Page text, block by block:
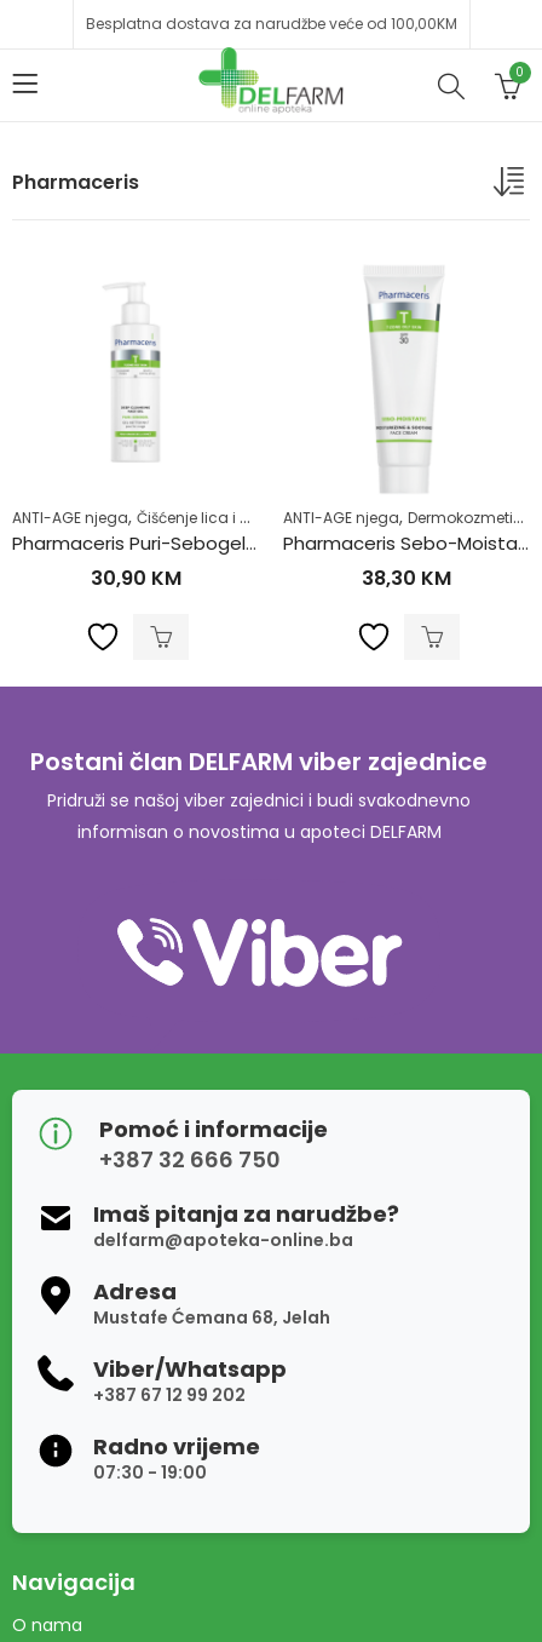
Besplatna dostava za narudžbe veće od 100,00KM
0
Pharmaceris
ANTI-AGE njega, Čišćenje lica i dodatna njega (MASKE ZA LICE) ,
Pharmaceris Puri-Sebogel Gel za Dubinsko Čišćenje Lica 190ml
30,90 KM
ANTI-AGE njega, Dermokozmetika
Pharmaceris Sebo-Moistatic Hidratantna Umirujuća SPF30 krema 50ml
38,30 KM
Postani član DELFARM viber zajednice
Pridruži se našoj viber zajednici i budi svakodnevno
informisan o novostima u apoteci DELFARM
Pomoć i informacije
+387 32 666 750
Imaš pitanja za narudžbe?
delfarm@apoteka-online.ba
Adresa
Mustafe Ćemana 68, Jelah
Viber/Whatsapp
+387 67 12 99 202
Radno vrijeme
07:30 - 19:00
Navigacija
O nama